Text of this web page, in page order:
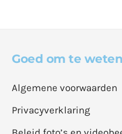
Goed om te weten
Algemene voorwaarden
Privacyverklaring